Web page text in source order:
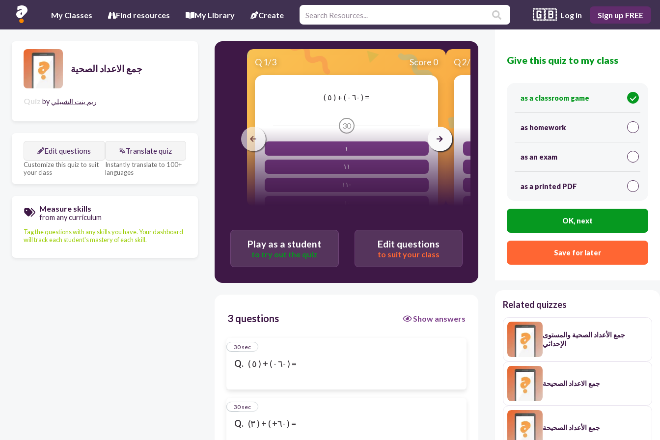
My Classes Find resources My Library Create 🇬🇧 Log in Sign up FREE
جمع الاعداد الصحية
Quiz by ريم بنت الشبيلي
Edit questions
Customize this quiz to suit
your class
Translate quiz
Instantly translate to 100+
languages
Measure skills
from any curriculum
Tag the questions with any skills you have. Your dashboard
will track each student's mastery of each skill.
Q 1/3 Score 0
( ٥ ) + ( - ٦- ) =
30
١
١١
١١-
Q2/3 Score 0
(٣ ) + ( +٦- ) =
30
٣-
Play as a student
to try out the quiz
Edit questions
to suit your class
3 questions Show answers
Q. ( ٥ ) + ( - ٦- ) =
1
30 sec
Q. (٣ ) + ( +٦- ) =
2
30 sec
Give this quiz to my class
as a classroom game
as homework
as an exam
as a printed PDF
OK, next
Save for later
Related quizzes
جمع الأعداد الصحية والمستوى
الإحداثي
جمع الاعداد الصحيحة
جمع الأعداد الصحيحة